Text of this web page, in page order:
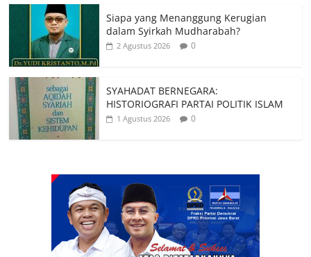
Siapa yang Menanggung Kerugian
dalam Syirkah Mudharabah?
2 Agustus 2026 0
SYAHADAT BERNEGARA:
HISTORIOGRAFI PARTAI POLITIK ISLAM
1 Agustus 2026 0